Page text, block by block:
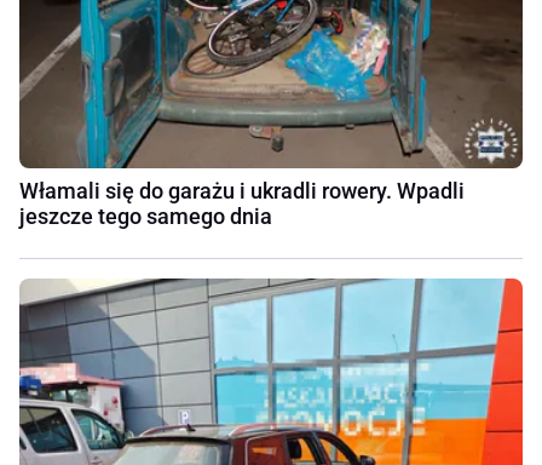
Włamali się do garażu i ukradli rowery. Wpadli
jeszcze tego samego dnia